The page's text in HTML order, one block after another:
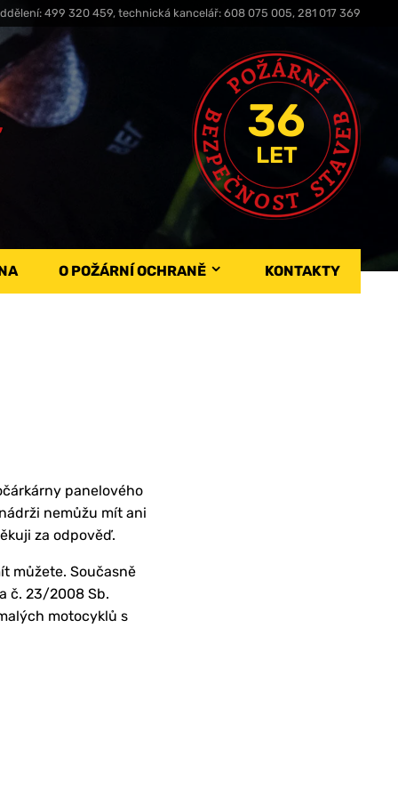
499 320 459, technická kancelář: 608 075 005, 281 017 369
36
LET
O POŽÁRNÍ OCHRANĚ KONTAKTY
panelového
nemůžu mít ani
za odpověď.
můžete. Současně
č. 23/2008 Sb.
motocyklů s